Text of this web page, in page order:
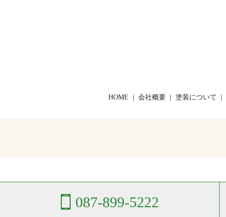
087-899-5222
HOME 会社概要 塗装について